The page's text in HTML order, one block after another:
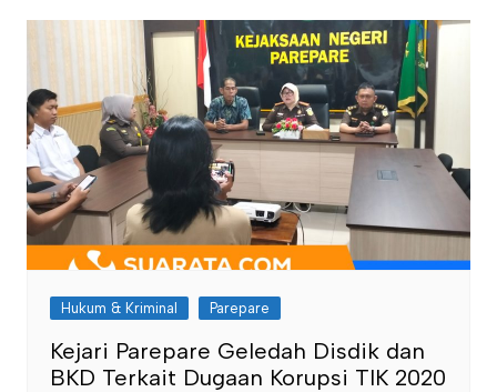
Hukum & Kriminal Parepare
Kejari Parepare Geledah Disdik dan
BKD Terkait Dugaan Korupsi TIK 2020